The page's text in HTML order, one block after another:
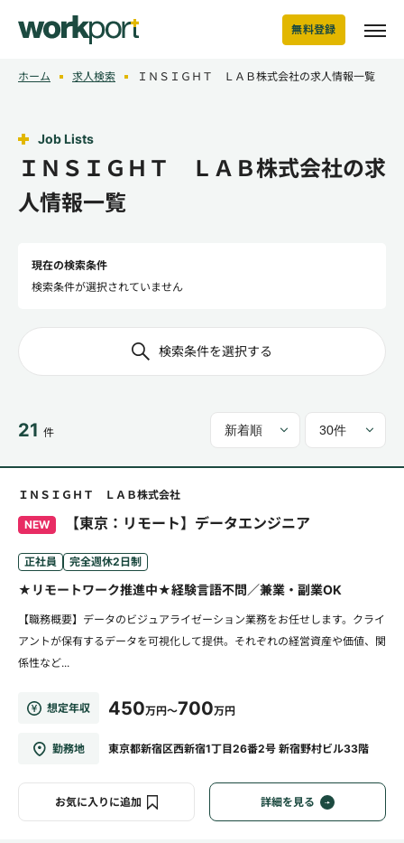
無料登録
ホーム 求人検索 ＩＮＳＩＧＨＴ ＬＡＢ株式会社の求人情報一覧
Job Lists
ＩＮＳＩＧＨＴ ＬＡＢ株式会社の求
人情報一覧
現在の検索条件
検索条件が選択されていません
検索条件を選択する
21 件
ＩＮＳＩＧＨＴ ＬＡＢ株式会社
NEW 【東京：リモート】データエンジニア
正社員 完全週休2日制
★リモートワーク推進中★経験言語不問／兼業・副業OK
【職務概要】データのビジュアライゼーション業務をお任せします。クライ
アントが保有するデータを可視化して提供。それぞれの経営資産や価値、関
係性など...
想定年収 450万円～700万円
勤務地 東京都新宿区西新宿1丁目26番2号 新宿野村ビル33階
お気に入りに追加 詳細を見る